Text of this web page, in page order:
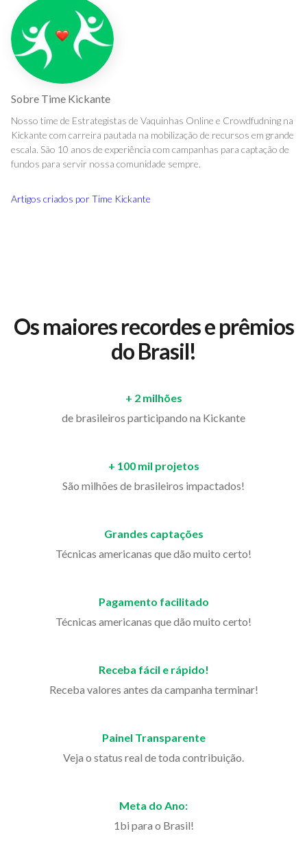
Sobre Time Kickante
Nosso time de Estrategistas de Vaquinhas Online e Crowdfudning na
Kickante com carreira pautada na mobilização de recursos em grande
escala. São 10 anos de experiência com campanhas para captação de
fundos para servir nossa comunidade sempre.
Artigos criados porTime Kickante
Os maiores recordes e prêmios
do Brasil!
+ 2 milhões
de brasileiros participando na Kickante
+ 100 mil projetos
São milhões de brasileiros impactados!
Grandes captações
Técnicas americanas que dão muito certo!
Pagamento facilitado
Técnicas americanas que dão muito certo!
Receba fácil e rápido!
Receba valores antes da campanha terminar!
Painel Transparente
Veja o status real de toda contribuição.
Meta do Ano:
1bi para o Brasil!